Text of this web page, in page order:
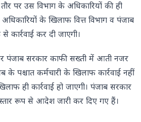
पर उस विभाग के अधिकारियों की ही
के खिलाफ वित्त विभाग व पंजाब
कार्रवाई कर दी जाएगी।
पंजाब सरकार काफी सख्ती में आती नजर
के पश्चात कर्मचारी के खिलाफ कार्रवाई नहीं
ही कार्रवाई हो जाएगी। पंजाब सरकार
रूप से आदेश जारी कर दिए गए हैं।